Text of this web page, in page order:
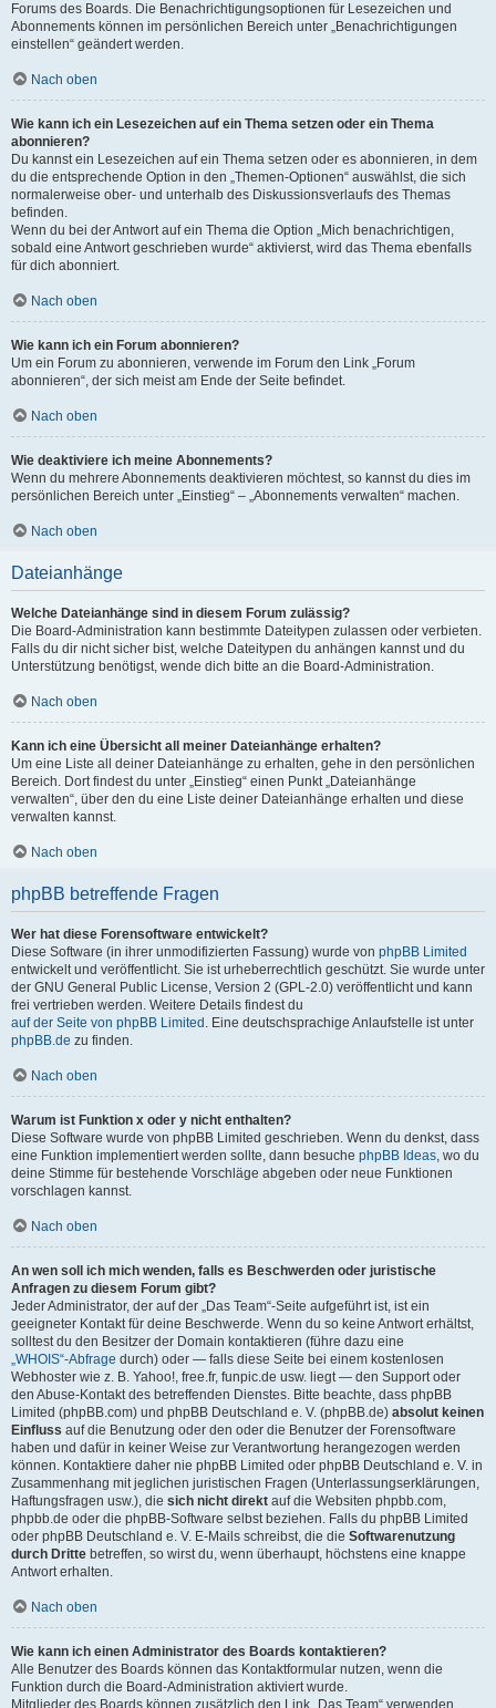
Forums des Boards. Die Benachrichtigungsoptionen für Lesezeichen und
Abonnements können im persönlichen Bereich unter „Benachrichtigungen
einstellen“ geändert werden.
Nach oben
Wie kann ich ein Lesezeichen auf ein Thema setzen oder ein Thema
abonnieren?
Du kannst ein Lesezeichen auf ein Thema setzen oder es abonnieren, in dem
du die entsprechende Option in den „Themen-Optionen“ auswählst, die sich
normalerweise ober- und unterhalb des Diskussionsverlaufs des Themas
befinden.
Wenn du bei der Antwort auf ein Thema die Option „Mich benachrichtigen,
sobald eine Antwort geschrieben wurde“ aktivierst, wird das Thema ebenfalls
für dich abonniert.
Nach oben
Wie kann ich ein Forum abonnieren?
Um ein Forum zu abonnieren, verwende im Forum den Link „Forum
abonnieren“, der sich meist am Ende der Seite befindet.
Nach oben
Wie deaktiviere ich meine Abonnements?
Wenn du mehrere Abonnements deaktivieren möchtest, so kannst du dies im
persönlichen Bereich unter „Einstieg“ – „Abonnements verwalten“ machen.
Nach oben
Dateianhänge
Welche Dateianhänge sind in diesem Forum zulässig?
Die Board-Administration kann bestimmte Dateitypen zulassen oder verbieten.
Falls du dir nicht sicher bist, welche Dateitypen du anhängen kannst und du
Unterstützung benötigst, wende dich bitte an die Board-Administration.
Nach oben
Kann ich eine Übersicht all meiner Dateianhänge erhalten?
Um eine Liste all deiner Dateianhänge zu erhalten, gehe in den persönlichen
Bereich. Dort findest du unter „Einstieg“ einen Punkt „Dateianhänge
verwalten“, über den du eine Liste deiner Dateianhänge erhalten und diese
verwalten kannst.
Nach oben
phpBB betreffende Fragen
Wer hat diese Forensoftware entwickelt?
Diese Software (in ihrer unmodifizierten Fassung) wurde von phpBB Limited
entwickelt und veröffentlicht. Sie ist urheberrechtlich geschützt. Sie wurde unter
der GNU General Public License, Version 2 (GPL-2.0) veröffentlicht und kann
frei vertrieben werden. Weitere Details findest du
auf der Seite von phpBB Limited . Eine deutschsprachige Anlaufstelle ist unter
phpBB.de zu finden.
Nach oben
Warum ist Funktion x oder y nicht enthalten?
Diese Software wurde von phpBB Limited geschrieben. Wenn du denkst, dass
eine Funktion implementiert werden sollte, dann besuche phpBB Ideas, wo du
deine Stimme für bestehende Vorschläge abgeben oder neue Funktionen
vorschlagen kannst.
Nach oben
An wen soll ich mich wenden, falls es Beschwerden oder juristische
Anfragen zu diesem Forum gibt?
Jeder Administrator, der auf der „Das Team“-Seite aufgeführt ist, ist ein
geeigneter Kontakt für deine Beschwerde. Wenn du so keine Antwort erhältst,
solltest du den Besitzer der Domain kontaktieren (führe dazu eine
„WHOIS“-Abfrage durch) oder — falls diese Seite bei einem kostenlosen
Webhoster wie z. B. Yahoo!, free.fr, funpic.de usw. liegt — den Support oder
den Abuse-Kontakt des betreffenden Dienstes. Bitte beachte, dass phpBB
Limited (phpBB.com) und phpBB Deutschland e. V. (phpBB.de) absolut keinen
Einfluss auf die Benutzung oder den oder die Benutzer der Forensoftware
haben und dafür in keiner Weise zur Verantwortung herangezogen werden
können. Kontaktiere daher nie phpBB Limited oder phpBB Deutschland e. V. in
Zusammenhang mit jeglichen juristischen Fragen (Unterlassungserklärungen,
Haftungsfragen usw.), die sich nicht direkt auf die Websiten phpbb.com,
phpbb.de oder die phpBB-Software selbst beziehen. Falls du phpBB Limited
oder phpBB Deutschland e. V. E-Mails schreibst, die die Softwarenutzung
durch Dritte betreffen, so wirst du, wenn überhaupt, höchstens eine knappe
Antwort erhalten.
Nach oben
Wie kann ich einen Administrator des Boards kontaktieren?
Alle Benutzer des Boards können das Kontaktformular nutzen, wenn die
Funktion durch die Board-Administration aktiviert wurde.
Mitglieder des Boards können zusätzlich den Link „Das Team“ verwenden.